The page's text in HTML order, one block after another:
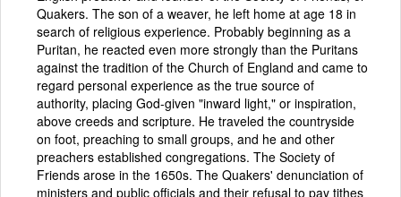
Quakers. The son of a weaver, he left home at age 18 in
search of religious experience. Probably beginning as a
Puritan, he reacted even more strongly than the Puritans
against the tradition of the Church of England and came to
regard personal experience as the true source of
authority, placing God-given "inward light," or inspiration,
above creeds and scripture. He traveled the countryside
on foot, preaching to small groups, and he and other
preachers established congregations. The Society of
Friends arose in the 1650s. The Quakers' denunciation of
ministers and public officials and their refusal to pay tithes